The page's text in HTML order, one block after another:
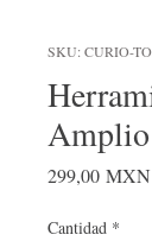
SKU: CURIO-
Amplio
299,00 MXN
Cantidad *